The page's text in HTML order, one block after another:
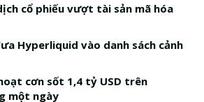
cổ phiếu vượt tài sản mã hóa
Hyperliquid vào danh sách cảnh
cơn sốt 1,4 tỷ USD trên
một ngày